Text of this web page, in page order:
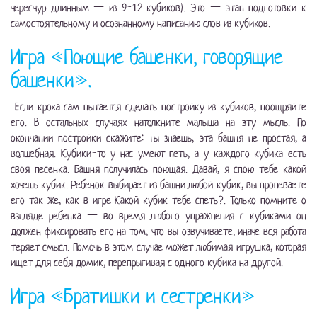
чересчур длинным — из 9-12 кубиков). Это — этап подготовки к
самостоятельному и осознанному написанию слов из кубиков.
Игра «Поющие башенки, говорящие
башенки».
Если кроха сам пытается сделать постройку из кубиков, поощряйте
его. В остальных случаях натолкните малыша на эту мысль. По
окончании постройки скажите: Ты знаешь, эта башня не простая, а
волшебная. Кубики-то у нас умеют петь, а у каждого кубика есть
своя песенка. Башня получилась поющая. Давай, я спою тебе какой
хочешь кубик. Ребенок выбирает из башни любой кубик, вы пропеваете
его так же, как в игре Какой кубик тебе спеть?. Только помните о
взгляде ребенка — во время любого упражнения с кубиками он
должен фиксировать его на том, что вы озвучиваете, иначе вся работа
теряет смысл. Помочь в этом случае может любимая игрушка, которая
ищет для себя домик, перепрыгивая с одного кубика на другой.
Игра «Братишки и сестренки»